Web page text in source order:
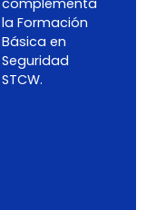
la Formación
Básica en
Seguridad
STCW.